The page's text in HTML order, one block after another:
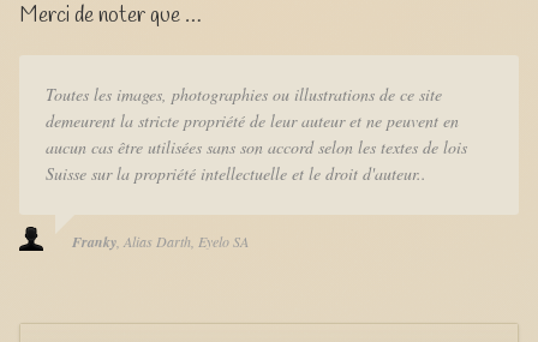
Merci de noter que …
Toutes les images, photographies ou illustrations de ce site
demeurent la stricte propriété de leur auteur et ne peuvent en
aucun cas être utilisées sans son accord selon les textes de lois
Suisse sur la propriété intellectuelle et le droit d'auteur..
Franky Alias Darth Eyelo SA